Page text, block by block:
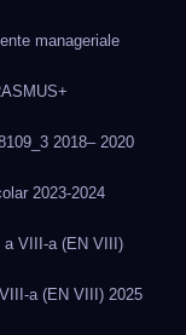
manageriale
2018– 2020
2023-2024
a VIII-a (EN VIII)
a (EN VIII) 2025